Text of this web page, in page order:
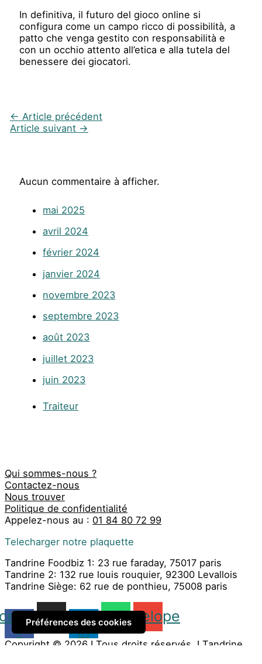
Préférences des cookies
In definitiva, il futuro del gioco online si
configura come un campo ricco di possibilità, a
patto che venga gestito con responsabilità e
con un occhio attento all’etica e alla tutela del
benessere dei giocatori.
← Article précédent
Article suivant →
Aucun commentaire à afficher.
mai 2025
avril 2024
février 2024
janvier 2024
novembre 2023
septembre 2023
août 2023
juillet 2023
juin 2023
Traiteur
Qui sommes-nous ?
Contactez-nous
Nous trouver
Politique de confidentialité
Appelez-nous au : 01 84 80 72 99
Telecharger notre plaquette
Tandrine Foodbiz 1: 23 rue faraday, 75017 paris
Tandrine 2: 132 rue louis rouquier, 92300 Levallois
Tandrine Siège: 62 rue de ponthieu, 75008 paris
f
Instagram
Linkedin-
in
Whatsapp
Envelope
Copyright © 2026 I Tous droits réservés. I Tandrine